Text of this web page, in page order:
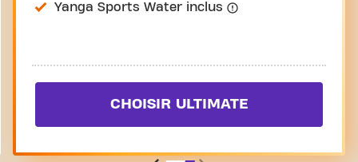
Yanga Sports Water inclus
CHOISIR ULTIMATE